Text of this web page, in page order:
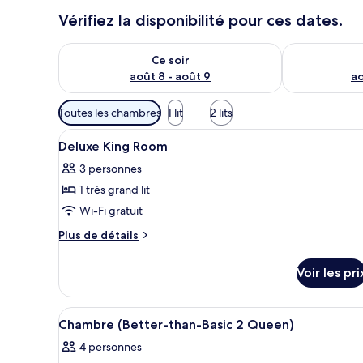
Vérifiez la disponibilité pour ces dates.
Ce soir
août 8 - août 9
Vérifier la disponibilité pour ce soir août 8 - août 9
Vérifier la
Filtres
disponibles
pour
chambres
Toutes les chambres 1 lit 2 lits
Afficher
toutes
les
photos
pour
ce
chambre :
Deluxe
King
Room
Une chambre d’hôtel équipée
6
Deluxe King Room
3 personnes
1 très grand lit
Wi-Fi gratuit
Plus de détails
Plus
le
type
de
Deluxe
Voir les
Afficher
toutes
les
Une chambre d’hôtel avec
8
Chambre (Better-than-Basic 2 Queen)
4 personnes